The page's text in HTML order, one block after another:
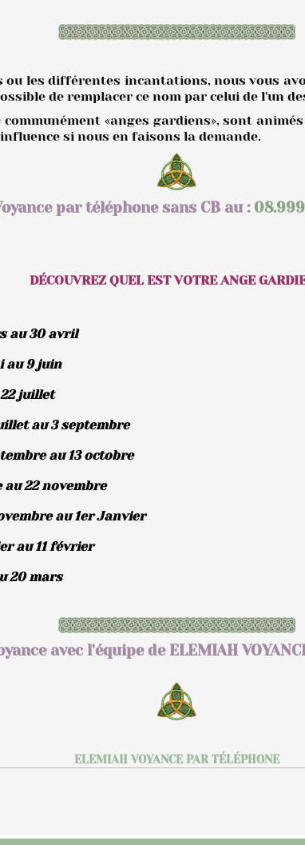
les différentes incantations, nous vous
de remplacer ce nom par celui de l'un
communément «anges gardiens», sont
si nous en faisons la demande.
par téléphone sans CB au :
DÉCOUVREZ QUEL EST VOTRE ANGE
au 30 avril
au 9 juin
juillet
au 3 septembre
au 13 octobre
au 22 novembre
au 1er Janvier
au 11 février
20 mars
avec l'équipe de ELEMIAH
ELEMIAH VOYANCE PAR TÉLÉPHONE